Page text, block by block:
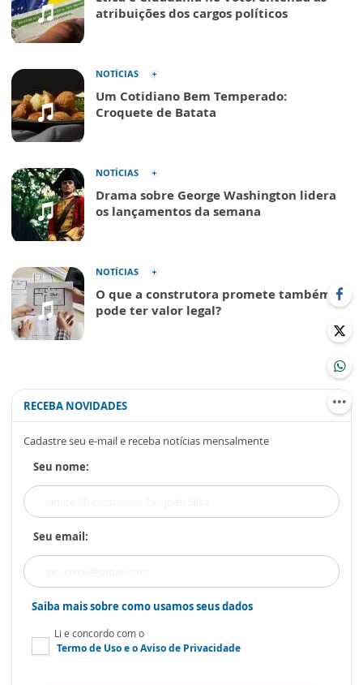
atribuições dos cargos políticos
NOTÍCIAS
Um Cotidiano Bem Temperado:
Croquete de Batata
NOTÍCIAS
Drama sobre George Washington lidera
os lançamentos da semana
NOTÍCIAS
O que a construtora promete também
pode ter valor legal?
RECEBA NOVIDADES
Cadastre seu e-mail e receba notícias mensalmente
Seu nome:
Seu email:
Saiba mais sobre como usamos seus dados
Li e concordo com o
Termo de Usoe oAviso de Privacidade